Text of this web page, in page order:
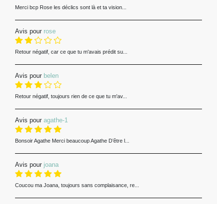
Merci bcp Rose les déclics sont là et ta vision...
Avis pour rose
Retour négatif, car ce que tu m'avais prédit su...
Avis pour belen
Retour négatif, toujours rien de ce que tu m'av...
Avis pour agathe-1
Bonsoir Agathe Merci beaucoup Agathe D’être l...
Avis pour joana
Coucou ma Joana, toujours sans complaisance, re...